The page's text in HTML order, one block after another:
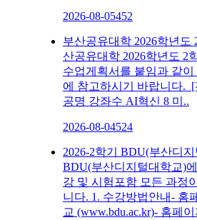
2026-08-05452
부산공유대학 2026학년도
산공유대학 2026학년도 2
수업게획서를 붙임과 같
에 참고하시기 바랍니다.
공명 강좌수 AI혁신 8 미..
2026-08-04524
2026-2학기 BDU(부산디
BDU(부산디지털대학교)
강 및 시험포함 모든 과정
니다. 1. 수강방법안내- 홈
교 (www.bdu.ac.kr)- 홈페